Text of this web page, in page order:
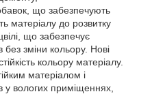
що забезпечують
матеріалу до розвитку
що забезпечує
без зміни кольору. Нові
кольору матеріалу.
матеріалом і
у вологих приміщеннях,